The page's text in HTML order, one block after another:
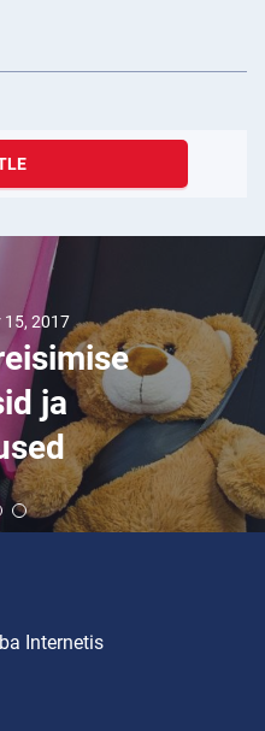
15, 2017
ja
Internetis